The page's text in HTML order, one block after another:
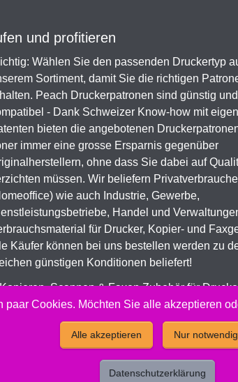
und profitieren
Wählen Sie den passenden Druckertyp
Sortiment, damit Sie die richtigen
Peach Druckerpatronen sind günstig und
- Dank Schweizer Know-how mit
bieten die angebotenen
immer eine grosse Ersparnis gegenüber
ohne dass Sie dabei auf
müssen. Wir beliefern
wie auch Industrie, Gewerbe,
Handel und
für Drucker, Kopier- und
Käufer können bei uns bestellen werden zu
günstigen Konditionen beliefert!
Scannen & Faxen Zubehör für
Toner & Tintenpatronen
Peach Druckerpatronen Versand Jetzt günstig
paar Cookies. Möchten Sie alle akzeptieren
Alle akzeptieren Nur
Datenschutzerklärung